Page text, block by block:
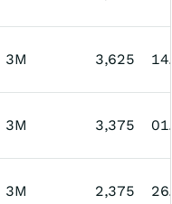
3M 3,625
3M 3,375
3M 2,375